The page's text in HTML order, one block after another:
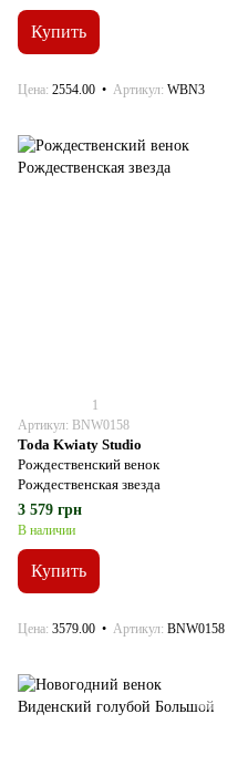
Купить
Цена 2554.00 Артикул WBN3
1
Артикул: BNW0158
Toda Kwiaty Studio
Рождественский венок
Рождественская звезда
3 579 грн
В наличии
Купить
Цена 3579.00 Артикул BNW0158